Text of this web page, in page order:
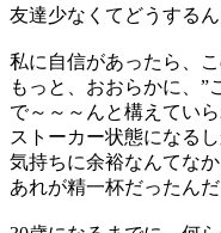
友達少なくてどうするん
私に自信があったら、
もっと、おおらかに、”
で～～～んと構えてい
ストーカー状態になる
気持ちに余裕なんてな
あれが精一杯だったんだ